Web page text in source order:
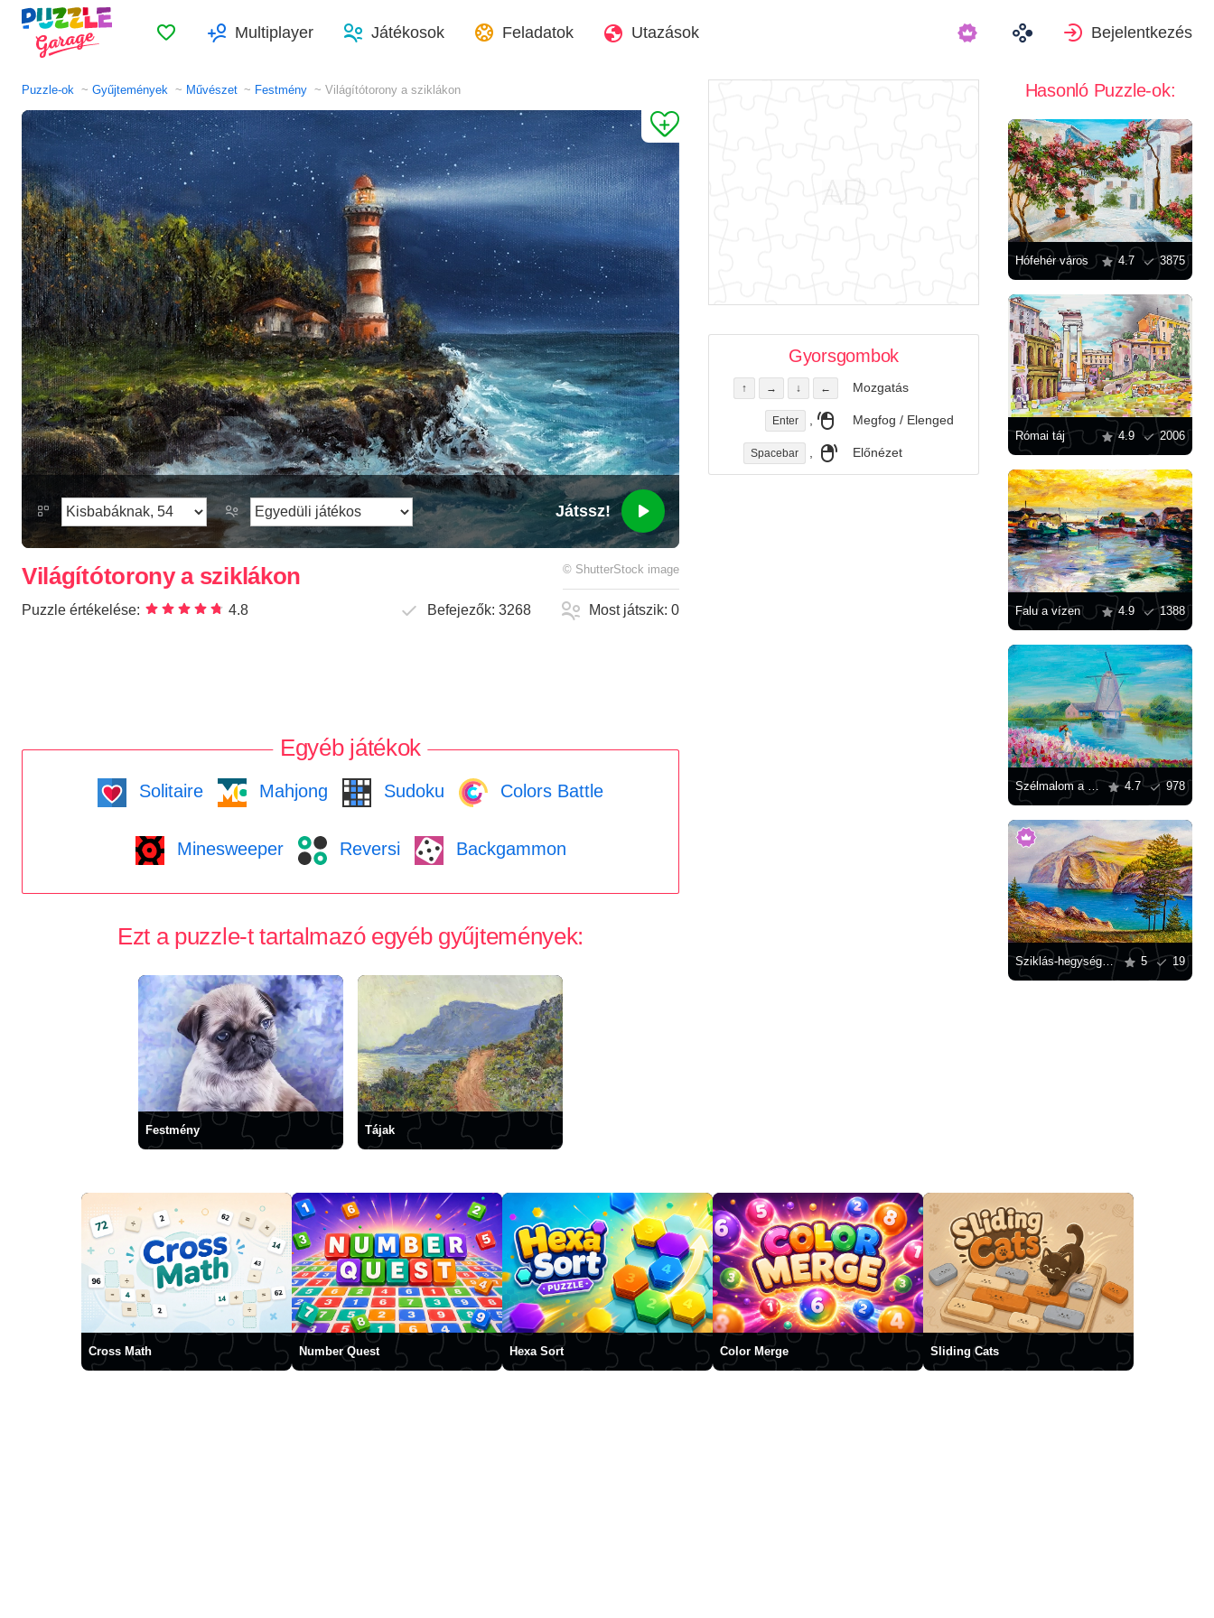
KedvencekMultiplayer Játékosok Feladatok Utazások Bejelentkezés
Puzzle-ok Gyűjtemények Művészet Festmény Világítótorony a sziklákon
Játssz!
Világítótorony a sziklákon © ShutterStock image
Puzzle értékelése: 4.8 Befejezők:3268 Most játszik:0
Egyéb játékok
Solitaire Mahjong Sudoku Colors Battle
Minesweeper Reversi Backgammon
Ezt a puzzle-t tartalmazó egyéb gyűjtemények:
Festmény Tájak
Gyorsgombok
↑ → ↓ ← Mozgatás
Enter , Megfog / Elenged
Spacebar , Előnézet
Hasonló Puzzle-ok:
Hófehér város 4.7 3875
Római táj 4.9 2006
Falu a vízen 4.9 1388
Szélmalom a folyóparton 4.7 978
Sziklás-hegység a víz mellett 5 19
Cross Math Number Quest Hexa Sort Color Merge Sliding Cats